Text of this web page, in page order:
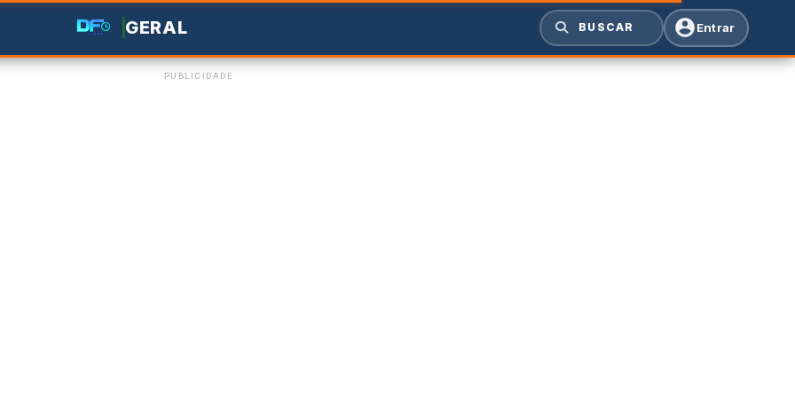
GERAL BUSCAR Entrar
PUBLICIDADE